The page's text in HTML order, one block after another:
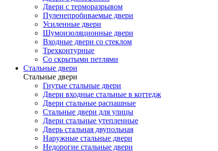
Двери с терморазрывом
Пуленепробиваемые двери
Усиленные двери
Шумоизоляционные двери
Входные двери со стеклом
Трехконтурные
Со скрытыми петлями
Стальные двери
Стальные двери
Гнутые стальные двери
Двери входные стальные в коттедж
Двери стальные распашные
Стальные двери для улицы
Двери стальные утепленные
Дверь стальная двупольная
Наружные стальные двери
Недорогие стальные двери